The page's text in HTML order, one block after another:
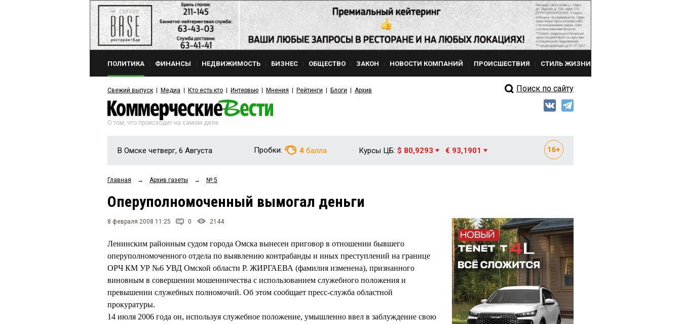
ПОЛИТИКА ФИНАНСЫ НЕДВИЖИМОСТЬ БИЗНЕС ОБЩЕСТВО ЗАКОН НОВОСТИ КОМПАНИЙ ПРОИСШЕСТВИЯ СТИЛЬ ЖИЗНИ
Свежий выпуск Медиа Кто есть кто Интервью Мнения Рейтинги Блоги Архив Поиск по сайту
О том, что происходит на самом деле
В Омске четверг, 6 Августа Пробки: 4 балла Курсы ЦБ: $ 80,9293 € 93,1901
Главная → Архив газеты → № 5
Оперуполномоченный вымогал деньги
8 февраля 2008 11:25 0 2144
Ленинским районным судом города Омска вынесен приговор в отношении бывшего
оперуполномоченного отдела по выявлению контрабанды и иных преступлений на границе
ОРЧ КМ УР №6 УВД Омской области Р. ЖИРГАЕВА (фамилия изменена), признанного
виновным в совершении мошенничества с использованием служебного положения и
превышении служебных полномочий. Об этом сообщает пресс-служба областной
прокуратуры.
14 июля 2006 года он, используя служебное положение, умышленно ввел в заблуждение свою